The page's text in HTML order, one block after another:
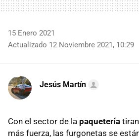
15 Enero 2021
Actualizado 12 Noviembre 2021, 10:29
Jesús Martín
Con el sector de la paquetería
más fuerza, las furgonetas se